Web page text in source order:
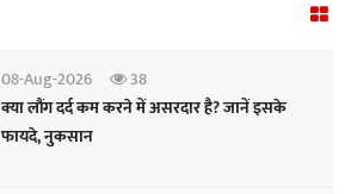
08-Aug-2026
38
क्या लौंग दर्द कम करने में असरदार है? जानें इसके
फायदे, नुकसान